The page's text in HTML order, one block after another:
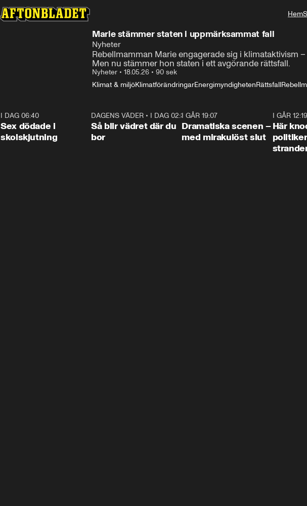
Hem
Marie stämmer staten i uppmärksammat fall
Nyheter
Rebellmamman Marie engagerade sig i klimataktivism
Men nu stämmer hon staten i ett avgörande rättsfall.
Nyheter • 18.05.26 • 90 sek
Klimat & miljöKlimatförändringarEnergimyndighetenRättsfall
I DAG 06:40
Sex dödade i
skolskjutning
1:06
DAGENS VÄDER • I DAG 02:30
Så blir vädret där du
bor
I GÅR 19:07
Dramatiska scenen –
med mirakulöst slut
I GÅR 12:19
Här